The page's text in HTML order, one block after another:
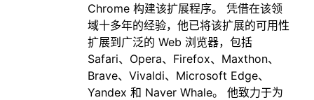
Chrome 构建该扩展程序。 凭借在该领
域十多年的经验，他已将该扩展的可用性
扩展到广泛的 Web 浏览器，包括
Safari、Opera、Firefox、Maxthon、
Brave、Vivaldi、Microsoft Edge、
Yandex 和 Naver Whale。 他致力于为